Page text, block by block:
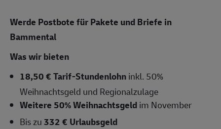
Werde Postbote für Pakete und Briefe in
Bammental
Was wir bieten
18,50 € Tarif-Stundenlohninkl. 50%
Weihnachtsgeld und Regionalzulage
Weitere 50% Weihnachtsgeldim November
Bis zu332 € Urlaubsgeld